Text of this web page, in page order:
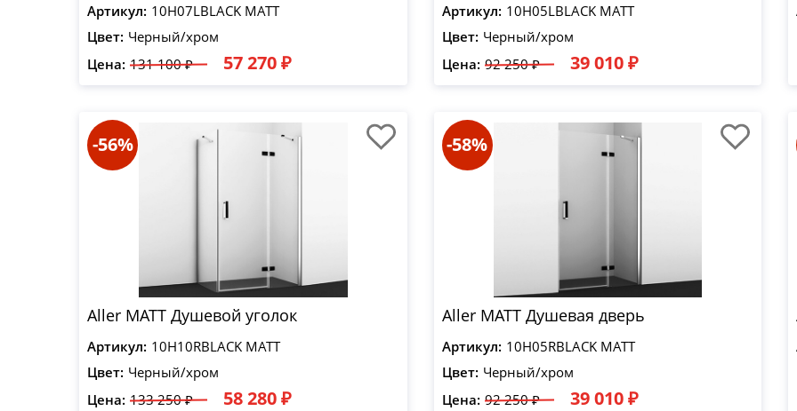
Артикул: 10H07LBLACK MATT
Цвет: Черный/хром
Цена: 131 100 ₽ 57 270 ₽
Артикул: 10H05LBLACK MATT
Цвет: Черный/хром
Цена: 92 250 ₽ 39 010 ₽
-56%
Aller MATT Душевой уголок
Артикул: 10H10RBLACK MATT
Цвет: Черный/хром
Цена: 133 250 ₽ 58 280 ₽
-58%
Aller MATT Душевая дверь
Артикул: 10H05RBLACK MATT
Цвет: Черный/хром
Цена: 92 250 ₽ 39 010 ₽